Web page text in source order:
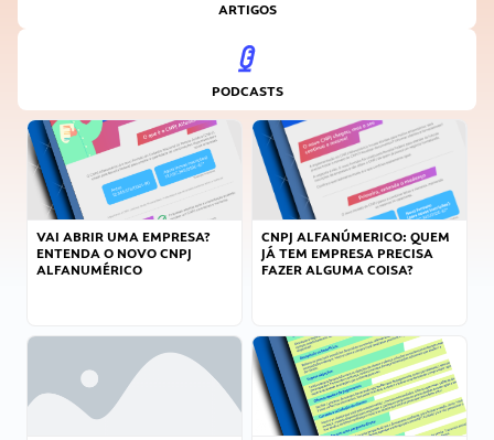
ARTIGOS
PODCASTS
VAI ABRIR UMA EMPRESA?
ENTENDA O NOVO CNPJ
ALFANUMÉRICO
CNPJ ALFANÚMERICO: QUEM
JÁ TEM EMPRESA PRECISA
FAZER ALGUMA COISA?